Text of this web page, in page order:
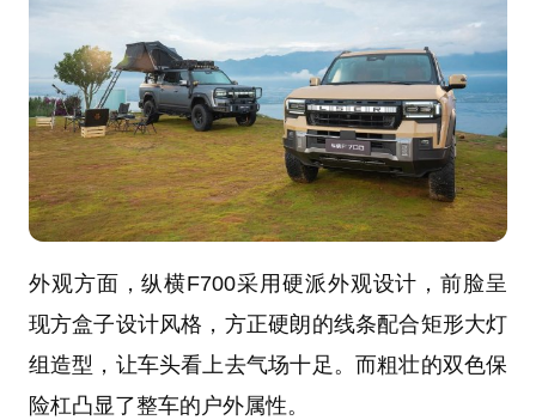
外观方面，纵横F700采用硬派外观设计，前脸呈
现方盒子设计风格，方正硬朗的线条配合矩形大灯
组造型，让车头看上去气场十足。而粗壮的双色保
险杠凸显了整车的户外属性。